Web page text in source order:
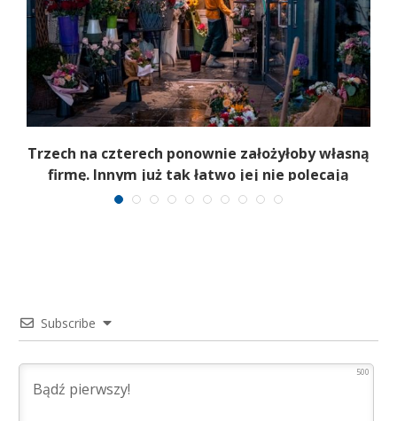
Trzech na czterech ponownie założyłoby własną
firmę. Innym już tak łatwo jej nie polecają
Subscribe
500